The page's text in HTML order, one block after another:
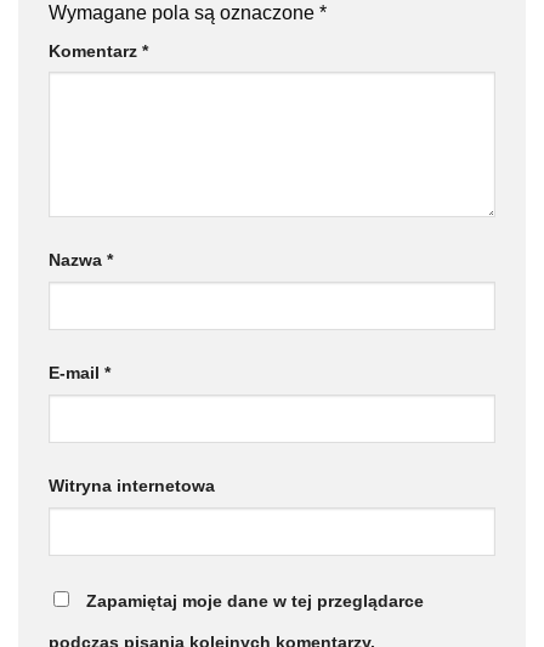
Wymagane pola są oznaczone *
Komentarz *
Nazwa *
E-mail *
Witryna internetowa
Zapamiętaj moje dane w tej przeglądarce
podczas pisania kolejnych komentarzy.